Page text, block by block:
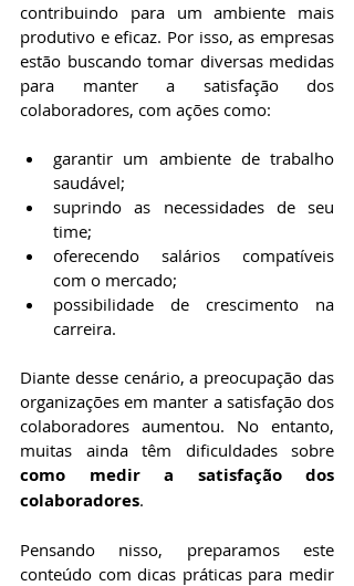
contribuindo para um ambiente mais
produtivo e eficaz. Por isso, as empresas
estão buscando tomar diversas medidas
para manter a satisfação dos
colaboradores, com ações como:
garantir um ambiente de trabalho
saudável;
suprindo as necessidades de seu
time;
oferecendo salários compatíveis
com o mercado;
possibilidade de crescimento na
carreira.
Diante desse cenário, a preocupação das
organizações em manter a satisfação dos
colaboradores aumentou. No entanto,
como medir a satisfação dos
colaboradores.
Pensando nisso, preparamos este
conteúdo com dicas práticas para medir